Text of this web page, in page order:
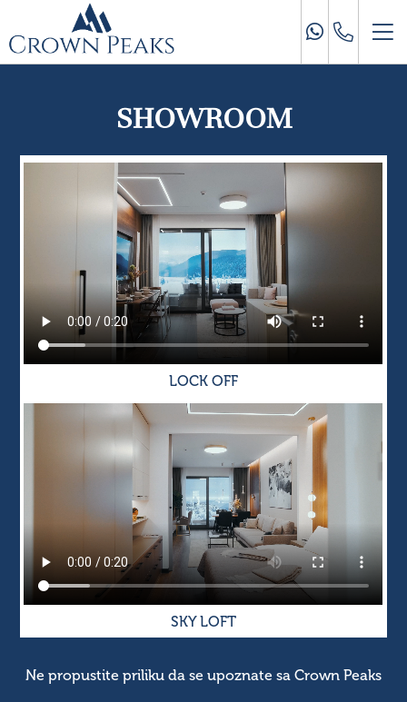
SHOWROOM
LOCK OFF
SKY LOFT
Ne propustite priliku da se upoznate sa Crown Peaks